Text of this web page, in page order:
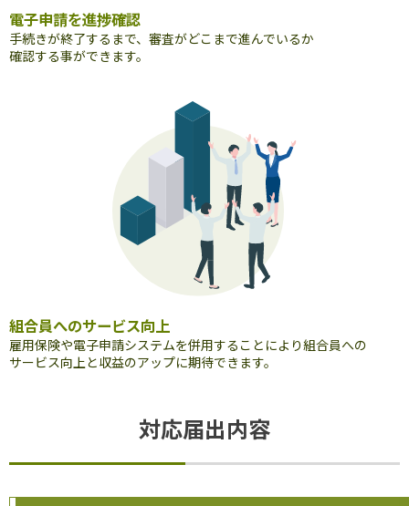
電子申請を進捗確認
手続きが終了するまで、審査がどこまで進んでいるか
確認する事ができます。
組合員へのサービス向上
雇用保険や電子申請システムを併用することにより組合員への
サービス向上と収益のアップに期待できます。
対応届出内容